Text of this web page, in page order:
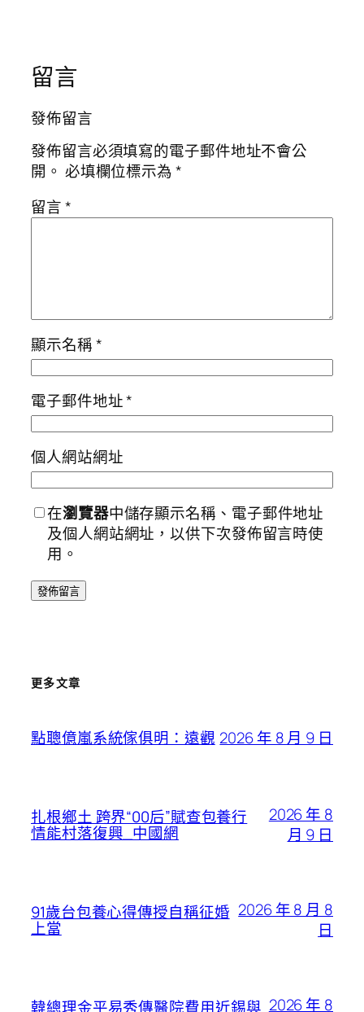
留言
發佈留言
發佈留言必須填寫的電子郵件地址不會公
開。 必填欄位標示為*
留言*
顯示名稱*
電子郵件地址*
個人網站網址
在瀏覽器中儲存顯示名稱、電子郵件地址
及個人網站網址，以供下次發佈留言時使
用。
更多文章
點聰億嵐系統傢俱明：遠觀 2026 年 8 月 9 日
扎根鄉土 跨界“00后”賦查包養行
情能村落復興_中國網
2026 年 8
月 9 日
91歲台包養心得傳授自稱征婚
上當
2026 年 8 月 8
日
韓總理金平易秀傳醫院費用近錫與 2026 年 8